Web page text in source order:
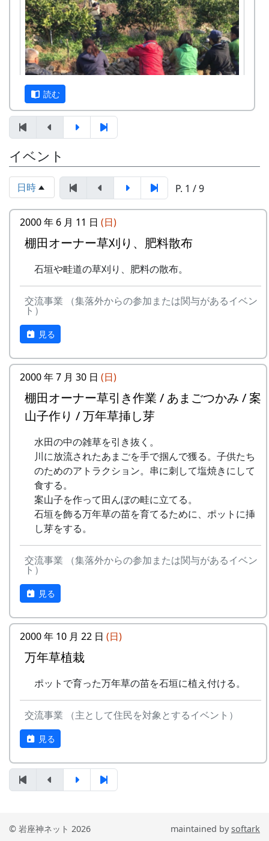
京都府立大学文学部歴史学科4回生 橋本
唯
岩座神地区文書からみた江戸時代の神光寺と
家族
京都府立大学文学部歴史学科教授 東昇
京都府立大学文学部歴史学科4回生 渡部
凌空・小島慧音
多可町の寺社建築 ～五霊神社を中心に～
京都府立大学文学部歴史学科教授 岸泰子
京都府立大学大学院歴史学専攻 山内愛弓
座談会
参加申込みについて
参加費 : 無料
申込み・問い合せ先 : 那珂ふれあい館
多可町中区東山 539-3
TEL 0795-32-0685 FAX 0795-30-2730
12月3日（日）、県内外から総勢20数名の参加者
を得て、棚田の石積みワークショップが開催され
ました。最初に簡単な自己紹介。遠くは長崎県や
和歌山県からも参加があったり、老若男女、職業
も関心もバラバラ、非常にバラエティーに富んだ
メンバーでした。
講師の「石積み学校」金子さんから、石積み技術
の勘所を説明してもらいます。ずばり、要点は3
つ。
積み石の荷重を後ろにかける
積み石の後ろに「ぐり」石をしっかり詰める
細かいことは色々あるけれど、それは実際にやり
ながら説明しましょう、ということで、さっそく
作業開始。
開催日
内容
⽯積みの保全に取り組む「⽯積み学校」の⾦⼦⽒
にお越しいただき⽯積みのワークショップを通じ
タイムテーブル
10:00 集合、金子氏によるお話、説明
10:00 ～ 13:30 休憩（簡単な炊き出しを
予定）
13:30 ～ 石積み実技講習
16:00 終了
主催
建築 : OKK / 大西貴之建築計画事務所
参加について
参加費 : 無料
参加を希望する方は、主催者の村田氏までご
連絡下さい
メール・アドレス :
石積み学校 in 岩座神 (PDF)
読む
イベント
日時 P. 1 / 9
2000 年 6 月 11 日 (日)
棚田オーナー草刈り、肥料散布
石垣や畦道の草刈り、肥料の散布。
交流事業 （集落外からの参加または関与があるイベン
ト）
見る
2000 年 7 月 30 日 (日)
棚田オーナー草引き作業 / あまごつかみ / 案
山子作り / 万年草挿し芽
水田の中の雑草を引き抜く。
川に放流されたあまごを手で掴んで獲る。子供たち
のためのアトラクション。串に刺して塩焼きにして
食する。
案山子を作って田んぼの畦に立てる。
石垣を飾る万年草の苗を育てるために、ポットに挿
し芽をする。
交流事業 （集落外からの参加または関与があるイベン
ト）
見る
2000 年 10 月 22 日 (日)
万年草植栽
ポットで育った万年草の苗を石垣に植え付ける。
交流事業 （主として住民を対象とするイベント）
見る
© 岩座神ネット 2026 maintained bysoftark